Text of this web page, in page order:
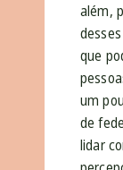
além,
que
um
de
lidar